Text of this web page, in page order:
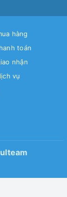
hàng
toán
nhận
vụ